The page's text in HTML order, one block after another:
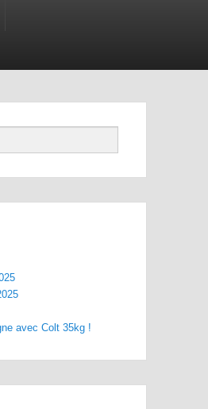
avec Colt 35kg !